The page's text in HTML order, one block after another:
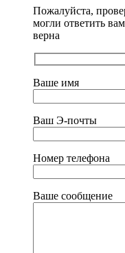
Пожалуйста,
могли ответить
верна
Ваше имя
Ваш Э-почты
Номер телефона
Ваше сообщение